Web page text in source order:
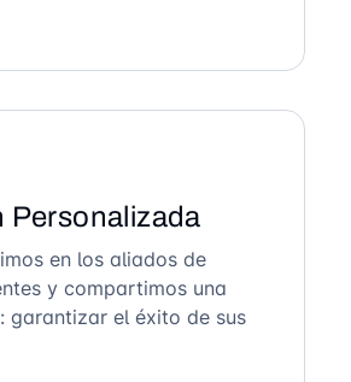
Personalizada
en los aliados de
y compartimos una
garantizar el éxito de sus